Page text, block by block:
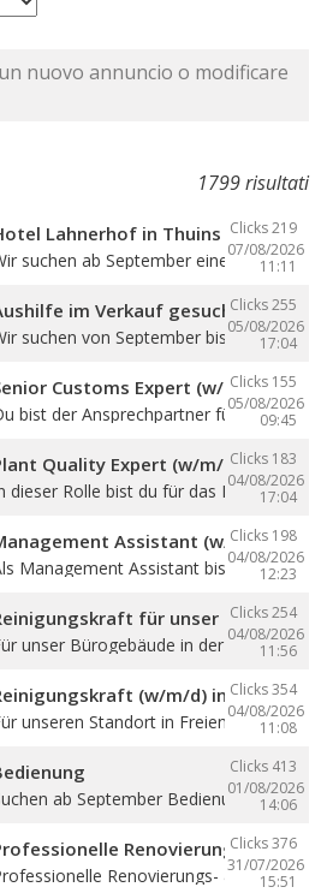
nuovo annuncio o modificare
1799 risultati
Clicks 219
07/08/2026
11:11
Lahnerhof in Thuins sucht eine
suchen ab September eine ...
Clicks 255
05/08/2026
17:04
im Verkauf gesucht
suchen von September bis Dezember
Clicks 155
05/08/2026
09:45
Customs Expert (w/m/d)
bist der Ansprechpartner für alle
Clicks 183
04/08/2026
17:04
Quality Expert (w/m/d)
dieser Rolle bist du für das Management
Clicks 198
04/08/2026
12:23
Assistant (w/m/d)
Management Assistant bist du eine ...
Clicks 254
04/08/2026
11:56
für unser
unser Bürogebäude in der
Clicks 354
04/08/2026
11:08
(w/m/d) in Teilzeit
unseren Standort in Freienfeld suchen ...
Clicks 413
01/08/2026
14:06
ab September Bedienung in
Clicks 376
31/07/2026
15:51
Renovierung
Renovierungs- &